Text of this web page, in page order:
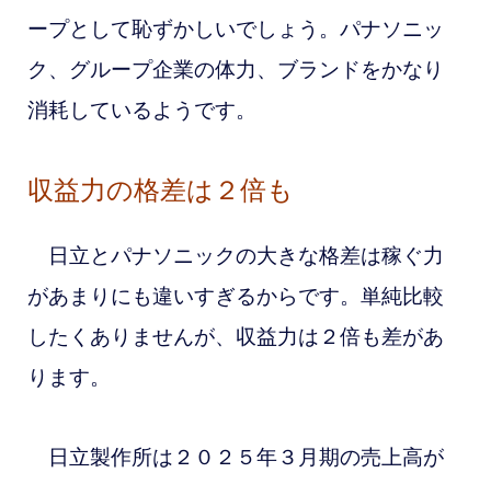
ープとして恥ずかしいでしょう。パナソニッ
ク、グループ企業の体力、ブランドをかなり
消耗しているようです。
収益力の格差は２倍も
日立とパナソニックの大きな格差は稼ぐ力
があまりにも違いすぎるからです。単純比較
したくありませんが、収益力は２倍も差があ
ります。
日立製作所は２０２５年３月期の売上高が